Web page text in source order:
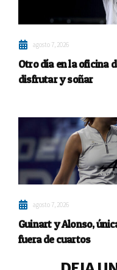
agosto 7, 2026
Otro día en la oficina
disfrutar y soñar
agosto 7, 2026
Guinart y Alonso,
fuera de cuartos